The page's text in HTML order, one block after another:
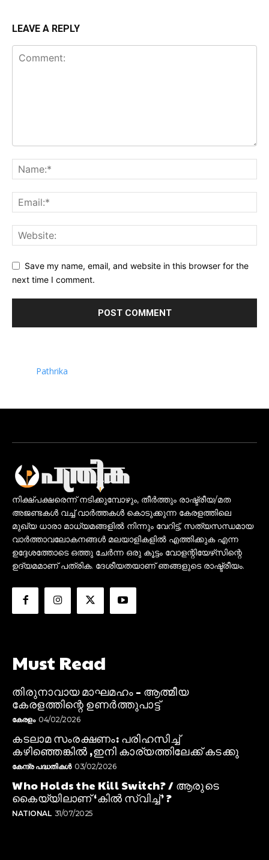
LEAVE A REPLY
Save my name, email, and website in this browser for the
next time I comment.
Pathrika
നിക്ഷ്പക്ഷരെന്ന് നടിക്കുമ്പോഴും, തീർത്തും രാഷ്ട്രീയ/മത
അജണ്ടകൾ വച്ച് വാർത്തകൾ കൊടുക്കുന്ന കേരളത്തിലെ
മുഖ്യ ധാരാ മാധ്യമങ്ങളിൽ നിന്നും വേറിട്ട്, സത്യസന്ധമായ
വാർത്താവലോകനങ്ങൾ മലയാളികളിൽ എത്തിക്കുക എന്ന
ഉദ്ദേശത്തോടെ ഒത്തു ചേർന്ന ഒരു കൂട്ടം വോളന്റിയേഴ്‌സിന്റെ
ഉദ്യമമാണ് പത്രിക. ദേശീയതയാണ് ഞങ്ങളുടെ രാഷ്ട്രീയം.
Must Read
തിരുനാവായ മാഘമഹം – ആത്മീയ
കേരളത്തിന്റെ ഉണർത്തുപാട്ട്
കേരളം 04/02/2026
കടലാമ സംരക്ഷണം: പരിഹസിച്ച്
കഴിഞ്ഞെങ്കിൽ ,ഇനി കാര്യത്തിലേക്ക് കടക്കു
കേന്ദ്ര പദ്ധതികൾ 03/02/2026
Who Holds the Kill Switch? / ആരുടെ
കൈയ്യിലാണ് ‘കിൽ സ്വിച്ച്’ ?
NATIONAL 31/07/2025